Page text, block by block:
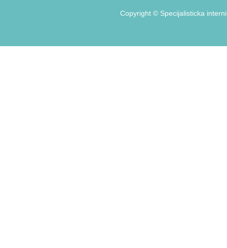
Copyright © Specijalisticka